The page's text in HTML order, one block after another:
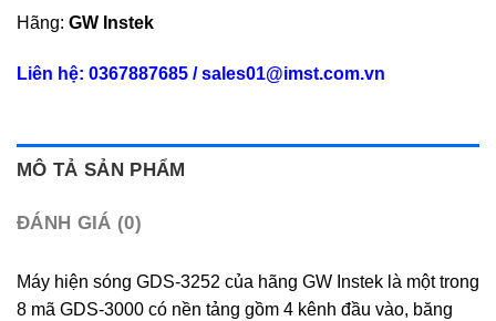
Hãng: GW Instek
Liên hệ: 0367887685 / sales01@imst.com.vn
MÔ TẢ SẢN PHẨM
ĐÁNH GIÁ (0)
Máy hiện sóng GDS-3252 của hãng GW Instek là một trong
8 mã GDS-3000 có nền tảng gồm 4 kênh đầu vào, băng